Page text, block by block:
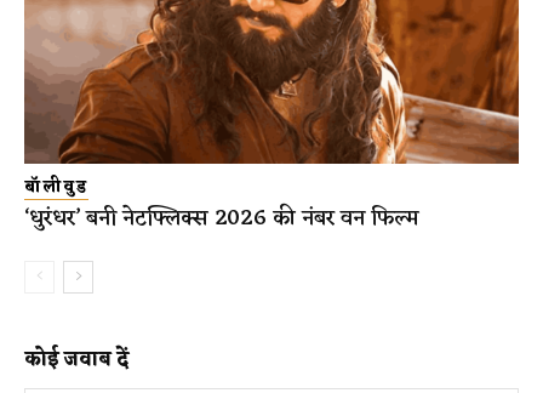
बॉलीवुड
‘धुरंधर’ बनी नेटफ्लिक्स 2026 की नंबर वन फिल्म
कोई जवाब दें